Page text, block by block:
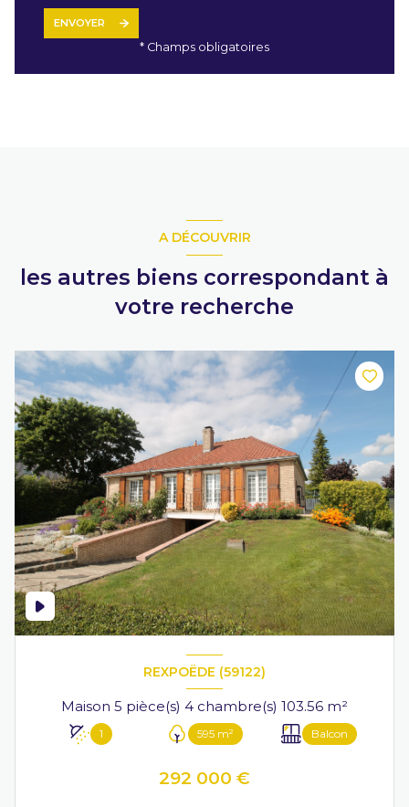
ENVOYER
* Champs obligatoires
A DÉCOUVRIR
les autres biens correspondant à
votre recherche
REXPOËDE (59122)
Maison 5 pièce(s) 4 chambre(s) 103.56 m²
1 595 m² Balcon
292 000 €